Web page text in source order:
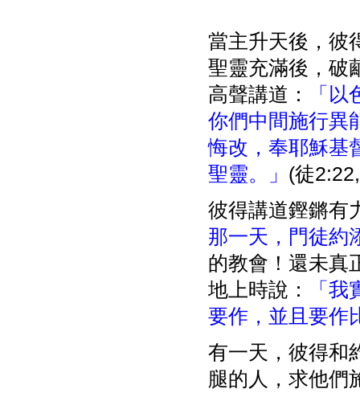
當主升天後，彼
聖靈充滿後，破
高聲講道：
「
你們中間施行異
悔改，奉耶穌基
聖靈。」 (徒
彼得講道鏗鏘有
那一天，門徒約
的教會！還未真
地上時說：
「
要作，並且要作
有一天，彼得和
腿的人，求他們